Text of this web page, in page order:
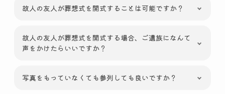
故人の友人が葬想式を開式することは可能ですか？
故人の友人が葬想式を開式する場合、ご遺族になんて
声をかけたらいいですか？
写真をもっていなくても参列しても良いですか？